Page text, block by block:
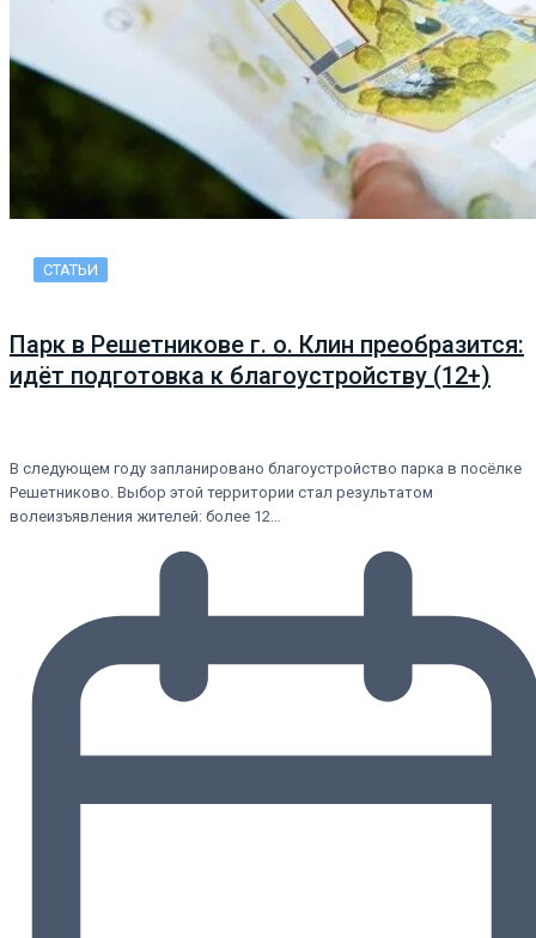
СТАТЬИ
Парк в Решетникове г. о. Клин преобразится:
идёт подготовка к благоустройству (12+)
В следующем году запланировано благоустройство парка в посёлке
Решетниково. Выбор этой территории стал результатом
волеизъявления жителей: более 12…